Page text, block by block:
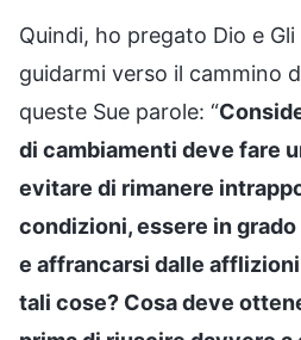
Quindi, ho pregato Dio e
guidarmi verso il cammino
queste Sue parole: “
di cambiamenti deve fare
evitare di rimanere
condizioni, essere in
e affrancarsi dalle
tali cose? Cosa deve